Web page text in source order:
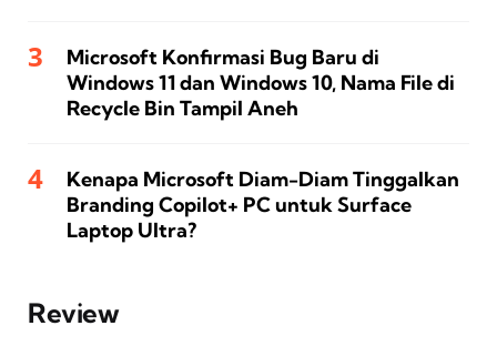
Microsoft Konfirmasi Bug Baru di
Windows 11 dan Windows 10, Nama File di
Recycle Bin Tampil Aneh
Kenapa Microsoft Diam-Diam Tinggalkan
Branding Copilot+ PC untuk Surface
Laptop Ultra?
Review